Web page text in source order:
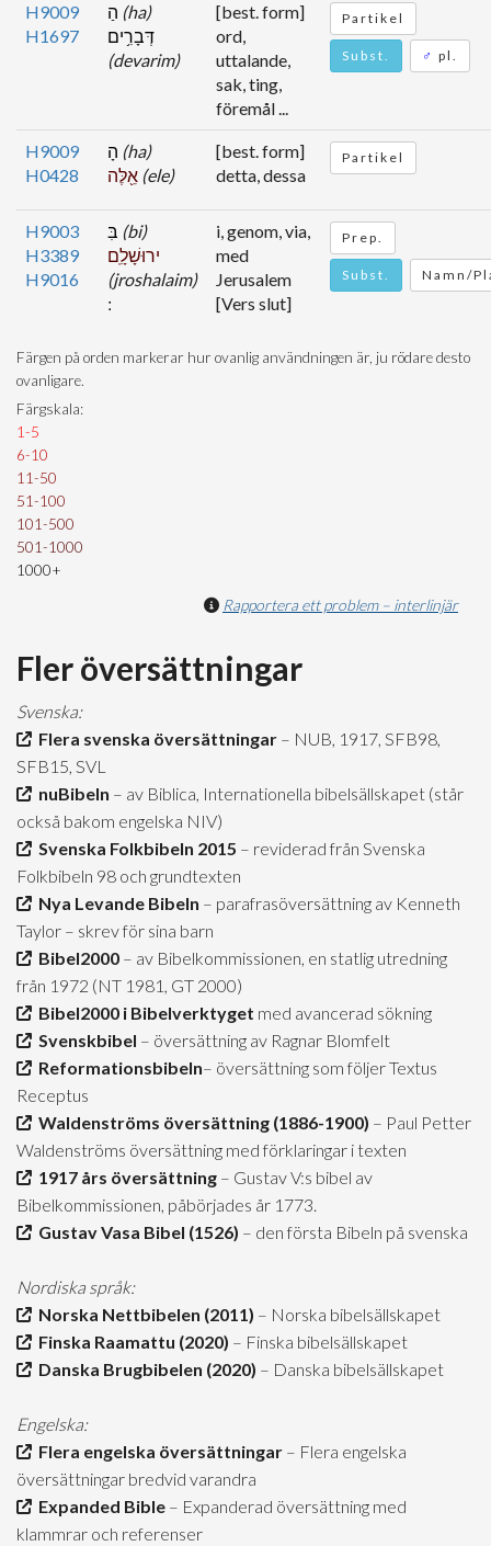
H9009
H1697
(ha)
דְּבָרִ֥ים
(devarim)
[best. form]
ord,
uttalande,
sak, ting,
föremål ...
Partikel
Subst. ♂ pl.
H9009
H0428
(ha)
(ele)
[best. form]
detta, dessa
Partikel
H9003
H3389
H9016
(bi)
ירוּשָׁלִָֽם
(jroshalaim)
i, genom, via,
med
Jerusalem
[Vers slut]
Prep.
Subst. Namn/
Färgen på orden markerar hur ovanlig användningen är, ju rödare desto
ovanligare.
Färgskala:
1-5
6-10
11-50
51-100
101-500
501-1000
1000+
Rapportera ett problem – interlinjär
Fler översättningar
Svenska:
Flera svenska översättningar – NUB, 1917, SFB98,
SFB15, SVL
nuBibeln – av Biblica, Internationella bibelsällskapet (står
också bakom engelska NIV)
Svenska Folkbibeln 2015 – reviderad från Svenska
Folkbibeln 98 och grundtexten
Nya Levande Bibeln – parafrasöversättning av Kenneth
Taylor – skrev för sina barn
Bibel2000 – av Bibelkommissionen, en statlig utredning
från 1972 (NT 1981, GT 2000)
Bibel2000 i Bibelverktyget med avancerad sökning
Svenskbibel – översättning av Ragnar Blomfelt
Reformationsbibeln– översättning som följer Textus
Receptus
Waldenströms översättning (1886-1900) – Paul Petter
Waldenströms översättning med förklaringar i texten
1917 års översättning – Gustav V:s bibel av
Bibelkommissionen, påbörjades år 1773.
Gustav Vasa Bibel (1526) – den första Bibeln på svenska
Nordiska språk:
Norska Nettbibelen (2011) – Norska bibelsällskapet
Finska Raamattu (2020) – Finska bibelsällskapet
Danska Brugbibelen (2020) – Danska bibelsällskapet
Engelska:
Flera engelska översättningar – Flera engelska
översättningar bredvid varandra
Expanded Bible – Expanderad översättning med
klammrar och referenser